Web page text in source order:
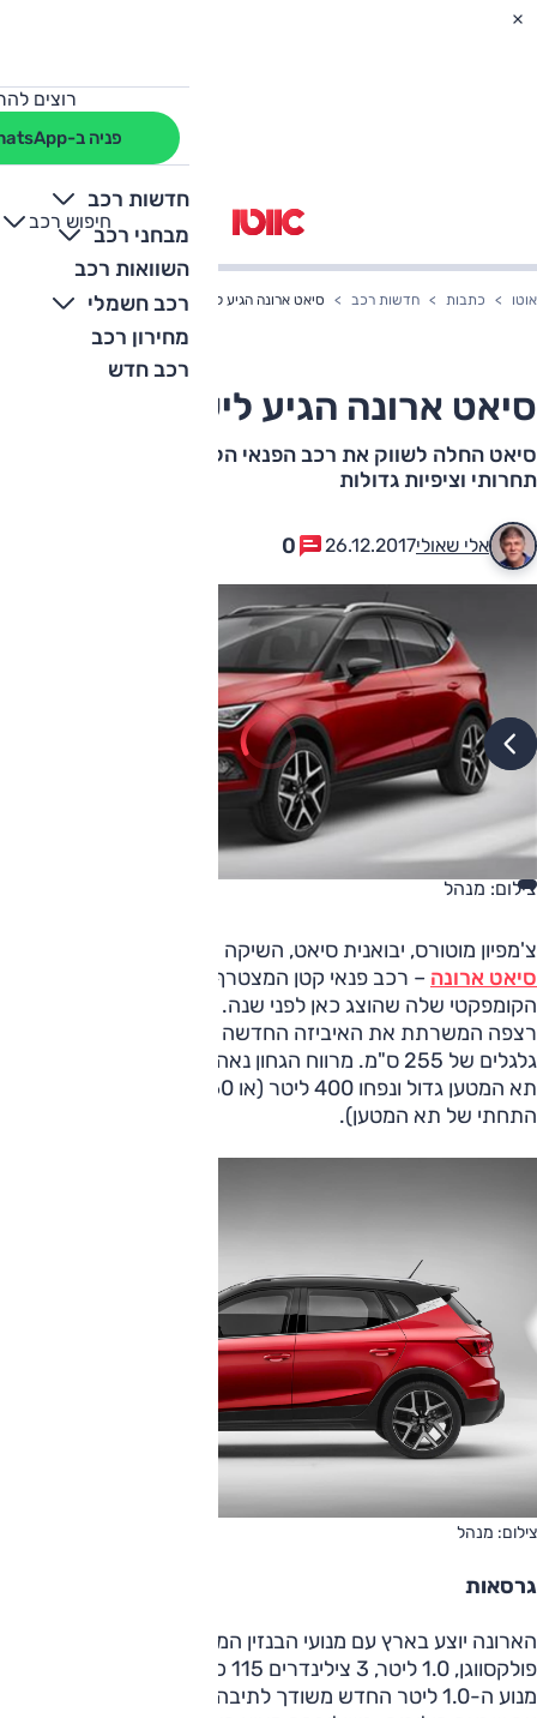
רוצים
פניה ב-WhatsApp
חדשות רכב
מבחני רכב
השוואות רכב
רכב חשמלי
מחירון רכב
רכב חדש
חיפוש רכב
+
-
אוטו כתבות חדשות רכב סיאט ארונה הגיע לישראל
סיאט ארונה הגיע לישראל
סיאט החלה לשווק את רכב הפנאי הקטן שלה עם תג מחיר
תחרותי וציפיות גדולות
אלי שאולי26.12.2017
0
צילום: מנהל
צ'מפיון מוטורס, יבואנית סיאט, השיקה היום (שלישי) את
סיאט ארונה – רכב פנאי קטן המצטרף לאטקה, הדגם
הקומפקטי שלה שהוצג כאן לפני שנה. ארונה מתבסס על אותה
רצפה המשרתת את האיביזה החדשה וחולק עימה אותו בסיס
התחתי של תא המטען).
צילום: מנהל
גרסאות
הארונה יוצע בארץ עם מנועי הבנזין המוגדשים של קבוצת
מנוע ה-1.0 ליטר החדש משודך לתיבה הדו-מצמדית המוכרת